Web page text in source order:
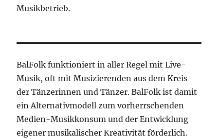
Musikbetrieb.
BalFolk funktioniert in aller Regel mit Live-
Musik, oft mit Musizierenden aus dem Kreis
der Tänzerinnen und Tänzer. BalFolk ist damit
ein Alternativmodell zum vorherrschenden
Medien-Musikkonsum und der Entwicklung
eigener musikalischer Kreativität förderlich.